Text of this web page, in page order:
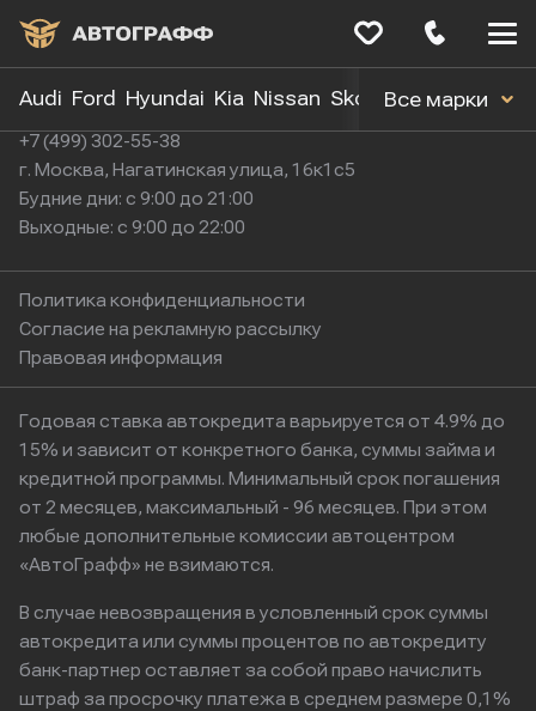
Audi Ford Hyundai Kia Nissan Skoda Toyota
Все марки
+7 (499) 302-55-38
г. Москва, Нагатинская улица, 16к1с5
Будние дни: с 9:00 до 21:00
Выходные: с 9:00 до 22:00
Политика конфиденциальности
Согласие на рекламную рассылку
Правовая информация
Годовая ставка автокредита варьируется от 4.9% до
15% и зависит от конкретного банка, суммы займа и
кредитной программы. Минимальный срок погашения
от 2 месяцев, максимальный - 96 месяцев. При этом
любые дополнительные комиссии автоцентром
«АвтоГрафф» не взимаются.
В случае невозвращения в условленный срок суммы
автокредита или суммы процентов по автокредиту
банк-партнер оставляет за собой право начислить
штраф за просрочку платежа в среднем размере 0,1%